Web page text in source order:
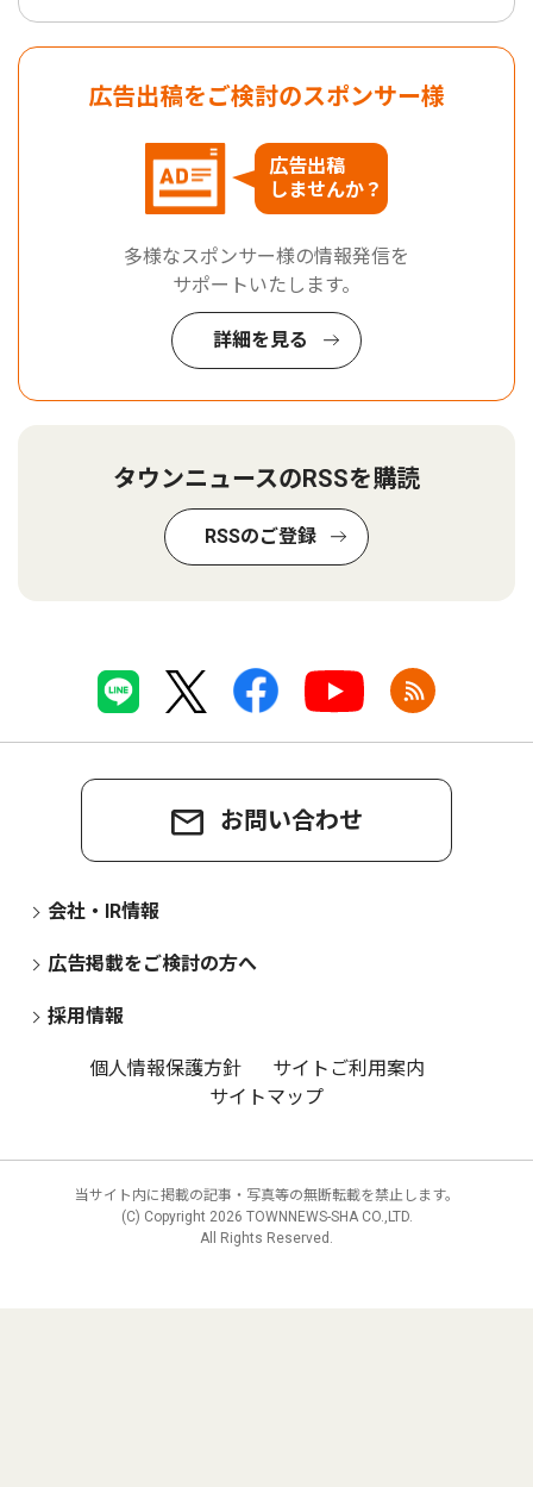
広告出稿をご検討のスポンサー様
広告出稿
しませんか？
多様なスポンサー様の情報発信を
サポートいたします。
詳細を見る
タウンニュースのRSSを購読
RSSのご登録
お問い合わせ
会社・IR情報
広告掲載をご検討の方へ
採用情報
個人情報保護方針
サイトご利用案内
サイトマップ
当サイト内に掲載の記事・写真等の無断転載を禁止します。
(C) Copyright 2026 TOWNNEWS-SHA CO.,LTD.
All Rights Reserved.